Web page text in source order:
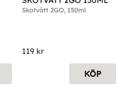
Skotvätt 2GO, 150ml
119 kr
KÖP